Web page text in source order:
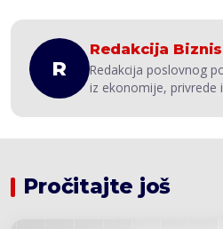
R
Redakcija
Redakcija poslovnog
iz ekonomije, privrede
Pročitajte još